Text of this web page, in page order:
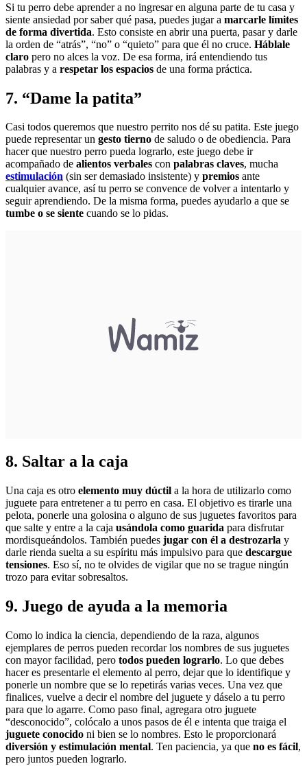
Si tu perro debe aprender a no ingresar en alguna parte de tu casa y
siente ansiedad por saber qué pasa, puedes jugar a marcarle límites
de forma divertida. Esto consiste en abrir una puerta, pasar y darle
la orden de “atrás”, “no” o “quieto” para que él no cruce. Háblale
claro pero no alces la voz. De esa forma, irá entendiendo tus
palabras y a respetar los espacios de una forma práctica.
7. “Dame la patita”
Casi todos queremos que nuestro perrito nos dé su patita. Este juego
puede representar un gesto tierno de saludo o de obediencia. Para
hacer que nuestro perro pueda lograrlo, este juego debe ir
acompañado de alientos verbales con palabras claves, mucha
estimulación (sin ser demasiado insistente) y premios ante
cualquier avance, así tu perro se convence de volver a intentarlo y
seguir aprendiendo. De la misma forma, puedes ayudarlo a que se
tumbe o se siente cuando se lo pidas.
8. Saltar a la caja
Una caja es otro elemento muy dúctil a la hora de utilizarlo como
juguete para entretener a tu perro en casa. El objetivo es tirarle una
pelota, ponerle una golosina o alguno de sus juguetes favoritos para
que salte y entre a la caja usándola como guarida para disfrutar
mordisqueándolos. También puedes jugar con él a destrozarla y
darle rienda suelta a su espíritu más impulsivo para que descargue
tensiones. Eso sí, no te olvides de vigilar que no se trague ningún
trozo para evitar sobresaltos.
9. Juego de ayuda a la memoria
Como lo indica la ciencia, dependiendo de la raza, algunos
ejemplares de perros pueden recordar los nombres de sus juguetes
con mayor facilidad, pero todos pueden lograrlo. Lo que debes
hacer es presentarle el elemento al perro, dejar que lo identifique y
ponerle un nombre que se lo repetirás varias veces. Una vez que
finalices, vuelve a decir el nombre del juguete y dáselo a tu perro
para que lo agarre. Como paso final, agregara otro juguete
“desconocido”, colócalo a unos pasos de él e intenta que traiga el
juguete conocido ni bien se lo nombres. Esto le proporcionará
diversión y estimulación mental. Ten paciencia, ya que no es fácil,
pero juntos pueden lograrlo.